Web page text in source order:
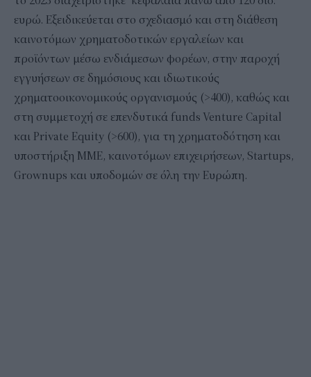
ευρώ. Εξειδικεύεται στο σχεδιασμό και στη διάθεση
καινοτόμων χρηματοδοτικών εργαλείων και
προϊόντων μέσω ενδιάμεσων φορέων, στην παροχή
εγγυήσεων σε δημόσιους και ιδιωτικούς
χρηματοοικονομικούς οργανισμούς (>400), καθώς και
στη συμμετοχή σε επενδυτικά funds Venture Capital
και Private Equity (>600), για τη χρηματοδότηση και
υποστήριξη ΜΜΕ, καινοτόμων επιχειρήσεων, Startups,
Grownups και υποδομών σε όλη την Ευρώπη.